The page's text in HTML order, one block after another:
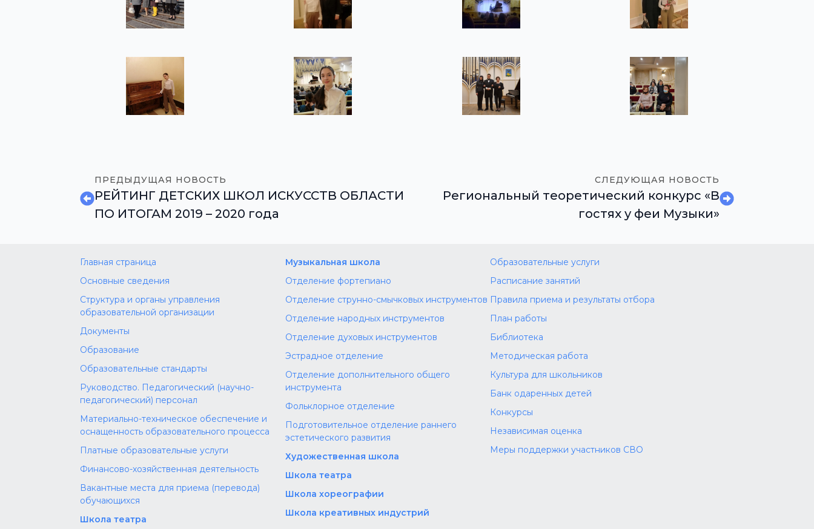
ПРЕДЫДУЩАЯ НОВОСТЬ
РЕЙТИНГ ДЕТСКИХ ШКОЛ ИСКУССТВ ОБЛАСТИ
ПО ИТОГАМ 2019 – 2020 года
СЛЕДУЮЩАЯ НОВОСТЬ
Региональный теоретический конкурс «В
гостях у феи Музыки»
Главная страница
Основные сведения
Структура и органы управления
образовательной организации
Документы
Образование
Образовательные стандарты
Руководство. Педагогический (научно-
педагогический) персонал
Материально-техническое обеспечение и
оснащенность образовательного процесса
Платные образовательные услуги
Финансово-хозяйственная деятельность
Вакантные места для приема (перевода)
обучающихся
Школа театра
Музыкальная школа
Отделение фортепиано
Отделение струнно-смычковых инструментов
Отделение народных инструментов
Отделение духовых инструментов
Эстрадное отделение
Отделение дополнительного общего
инструмента
Фольклорное отделение
Подготовительное отделение раннего
эстетического развития
Художественная школа
Школа‌‌‌‌ театра
Школа хореографии
Школа креативных индустрий
Образовательные услуги
Расписание занятий
Правила приема и результаты отбора
План работы
Библиотека
Методическая работа
Культура для школьников
Банк одаренных детей
Конкурсы
Независимая оценка
Меры поддержки участников СВО